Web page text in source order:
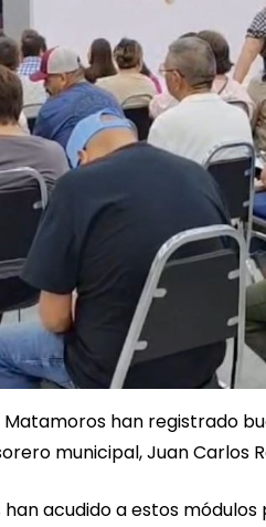
han registrado
municipal, Juan Carlos
acudido a estos